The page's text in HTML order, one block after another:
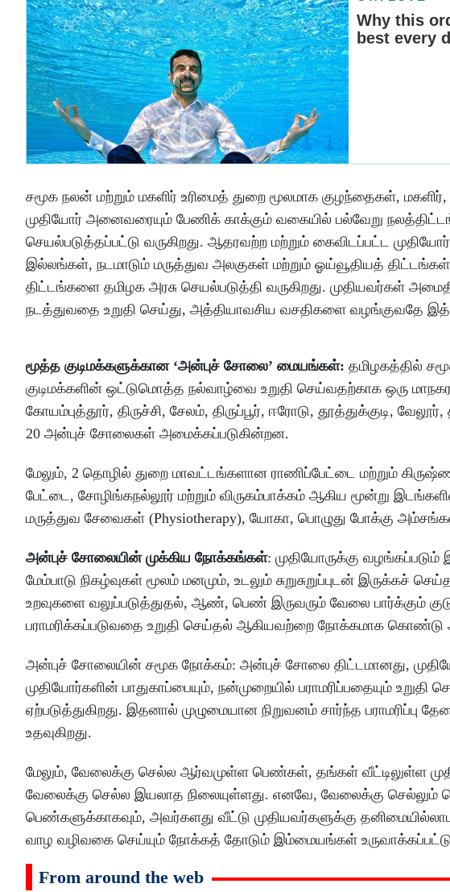
சமூக நலன் மற்றும் மகளிர் உரிமைத் துறை மூலமாக குழந்தைகள்,
முதியோர் அனைவரையும் பேணிக் காக்கும் வகையில் பல்வேறு
செயல்படுத்தப்பட்டு வருகிறது. ஆதரவற்ற மற்றும் கைவிடப்பட்ட
இல்லங்கள், நடமாடும் மருத்துவ அலகுகள் மற்றும் ஓய்வூதியத்
திட்டங்களை தமிழக அரசு செயல்படுத்தி வருகிறது. முதியவர்கள்
நடத்துவதை உறுதி செய்து, அத்தியாவசிய வசதிகளை வழங்குவதே
மூத்த குடிமக்களுக்கான ‘அன்புச் சோலை’ மையங்கள்: தமிழகத்தில்
குடிமக்களின் ஒட்டுமொத்த நல்வாழ்வை உறுதி செய்வதற்காக ஒரு
கோயம்புத்தூர், திருச்சி, சேலம், திருப்பூர், ஈரோடு, தூத்துக்குடி,
20 அன்புச் சோலைகள் அமைக்கப்படுகின்றன.
மேலும், 2 தொழில் துறை மாவட்டங்களான ராணிப்பேட்டை மற்றும்
பேட்டை, சோழிங்கநல்லூர் மற்றும் விருகம்பாக்கம் ஆகிய மூன்று
மருத்துவ சேவைகள் (Physiotherapy), யோகா, பொழுது போக்கு
அன்புச் சோலையின் முக்கிய நோக்கங்கள்: முதியோருக்கு
மேம்பாடு நிகழ்வுகள் மூலம் மனமும், உடலும் சுறுசுறுப்புடன் இருக்கச்
உறவுகளை வலுப்படுத்துதல், ஆண், பெண் இருவரும் வேலை பார்க்கும்
பராமரிக்கப்படுவதை உறுதி செய்தல் ஆகியவற்றை நோக்கமாக
அன்புச் சோலையின் சமூக நோக்கம்: அன்புச் சோலை திட்டமானது,
முதியோர்களின் பாதுகாப்பையும், நன்முறையில் பராமரிப்பதையும்
ஏற்படுத்துகிறது. இதனால் முழுமையான நிறுவனம் சார்ந்த பராமரிப்பு
உதவுகிறது.
மேலும், வேலைக்கு செல்ல ஆர்வமுள்ள பெண்கள், தங்கள் வீட்டிலுள்ள
வேலைக்கு செல்ல இயலாத நிலையுள்ளது. எனவே, வேலைக்கு
பெண்களுக்காகவும், அவர்களது வீட்டு முதியவர்களுக்கு
வாழ வழிவகை செய்யும் நோக்கத் தோடும் இம்மையங்கள்
From around the web